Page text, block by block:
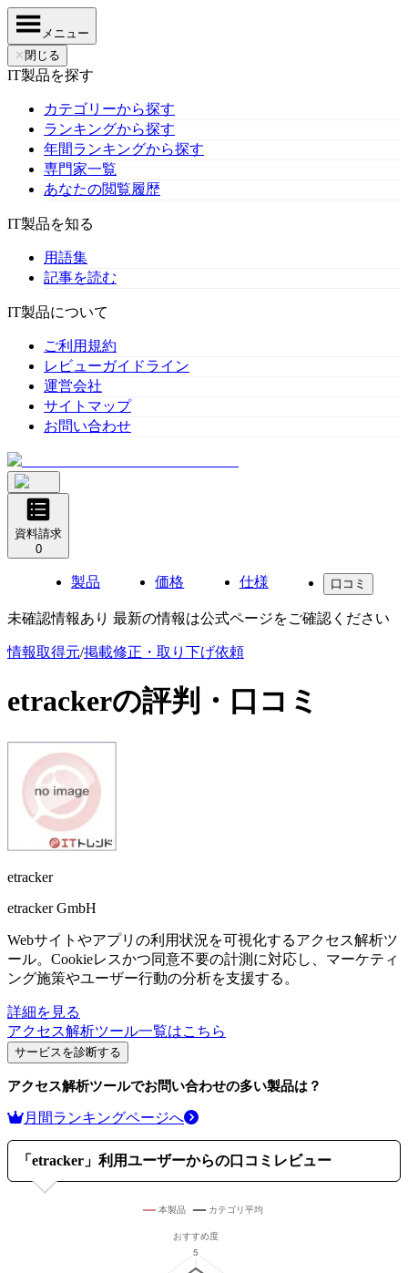
メニュー
✕ 閉じる
IT製品を探す
カテゴリーから探す
ランキングから探す
年間ランキングから探す
専門家一覧
あなたの閲覧履歴
IT製品を知る
用語集
記事を読む
IT製品について
ご利用規約
レビューガイドライン
運営会社
サイトマップ
お問い合わせ
資料請求
0
製品 価格 仕様 口コミ
未確認情報あり 最新の情報は公式ページをご確認ください
情報取得元/掲載修正・取り下げ依頼
etrackerの評判・口コミ
etracker
etracker GmbH
Webサイトやアプリの利用状況を可視化するアクセス解析ツ
ール。Cookieレスかつ同意不要の計測に対応し、マーケティ
ング施策やユーザー行動の分析を支援する。
詳細を見る
アクセス解析ツール一覧はこちら
サービスを診断する
アクセス解析ツールでお問い合わせの多い製品は？
月間ランキングページへ
「 etracker 」利用ユーザーからの口コミレビュー